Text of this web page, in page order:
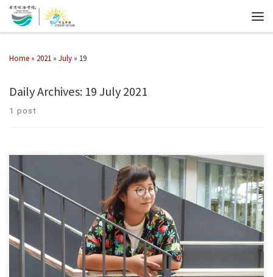
Home » 2021 » July » 19
Daily Archives: 19 July 2021
1 post
新聞及傳播學系唐敏淇同學，現正修讀「廣告及企業傳播（榮譽）文學
士」課程，其撰寫的文案曾奪「全港創意公關大賽2020」最佳市場觸覺
大獎。敏淇說，她的公開試成績不好，本沒打算繼續升學，做了一年全
職工作。後來報讀了文憑課程，接駁到珠海學院繼續升學。在這個過程
中，她找到自己喜歡的科目與職業方向，並學會專注地，憑自己的努力
去做事。 珠海人情味 認識「全港創意公關大賽」，敏淇說是因為陳頴琳
博士，Wendy老師平時堂上有介紹，鼓勵大家去參與不同比賽，爭取經
驗。敏淇抱著嘗試、挑戰的心態參與比賽，沒有想過自己會得獎。 說起
老師，敏淇表示，來到珠海，讓她最深刻的是這裡的人情味，令她有一
種溫暖的感覺。「一般學校，老師會透過電郵跟學生溝通，珠海學院老